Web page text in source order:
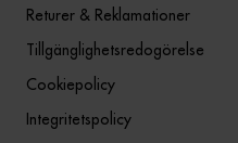
Returer & Reklamationer
Tillgänglighetsredogörelse
Cookiepolicy
Integritetspolicy